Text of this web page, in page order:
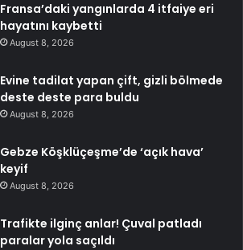
Fransa’daki yangınlarda 4 itfaiye eri
hayatını kaybetti
August 8, 2026
Evine tadilat yapan çift, gizli bölmede
deste deste para buldu
August 8, 2026
Gebze Köşklüçeşme’de ‘açık hava’
keyif
August 8, 2026
Trafikte ilginç anlar! Çuval patladı
paralar yola saçıldı